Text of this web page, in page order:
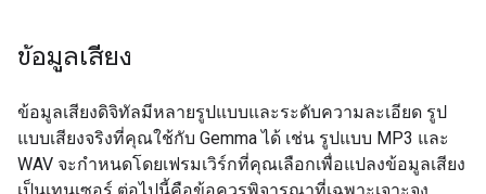
ข้อมูลเสียง
ข้อมูลเสียงดิจิทัลมีหลายรูปแบบและระดับความละเอียด รูป
แบบเสียงจริงที่คุณใช้กับ Gemma ได้ เช่น รูปแบบ MP3 และ
WAV จะกำหนดโดยเฟรมเวิร์กที่คุณเลือกเพื่อแปลงข้อมูลเสียง